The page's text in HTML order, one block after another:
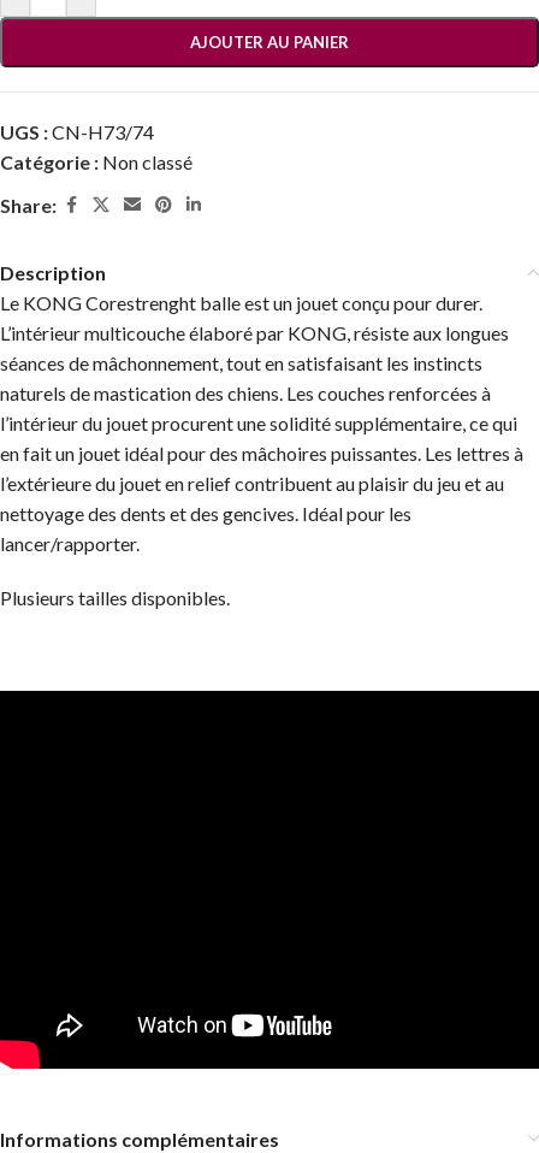
AJOUTER AU PANIER
UGS :CN-H73/74
Catégorie : Non classé
Share:
Description
Le KONG Corestrenght balle est un jouet conçu pour durer.
L’intérieur multicouche élaboré par KONG, résiste aux longues
séances de mâchonnement, tout en satisfaisant les instincts
naturels de mastication des chiens. Les couches renforcées à
l’intérieur du jouet procurent une solidité supplémentaire, ce qui
en fait un jouet idéal pour des mâchoires puissantes. Les lettres à
l’extérieure du jouet en relief contribuent au plaisir du jeu et au
nettoyage des dents et des gencives. Idéal pour les
lancer/rapporter.
Plusieurs tailles disponibles.
Informations complémentaires